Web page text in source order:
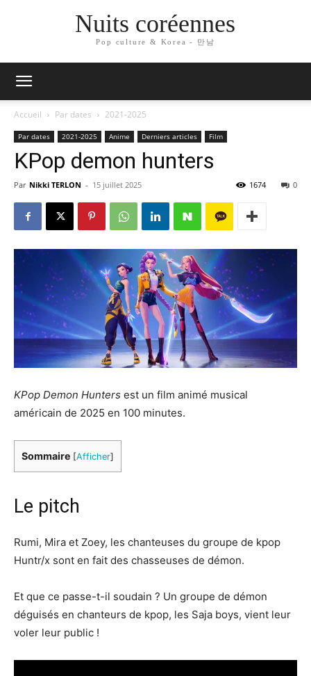
Nuits coréennes
Pop culture & Korea - 만남
Accueil Par dates 2021-2025
Par dates 2021-2025 Anime Derniers articles Film
KPop demon hunters
Par Nikki TERLON - 15 juillet 2025 0
1674
KPop Demon Hunters est un film animé musical
américain de 2025 en 100 minutes.
Sommaire [Afficher]
Le pitch
Rumi, Mira et Zoey, les chanteuses du groupe de kpop
Huntr/x sont en fait des chasseuses de démon.
Et que ce passe-t-il soudain ? Un groupe de démon
déguisés en chanteurs de kpop, les Saja boys, vient leur
voler leur public !